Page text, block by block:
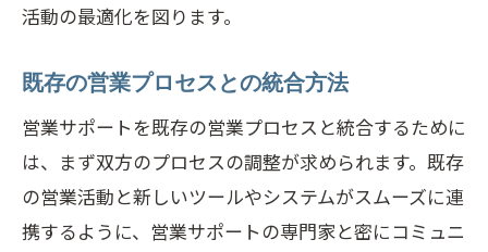
活動の最適化を図ります。
既存の営業プロセスとの統合方法
営業サポートを既存の営業プロセスと統合するために
は、まず双方のプロセスの調整が求められます。既存
の営業活動と新しいツールやシステムがスムーズに連
携するように、営業サポートの専門家と密にコミュニ